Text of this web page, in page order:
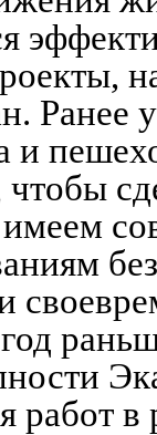
Ранее
и
работ